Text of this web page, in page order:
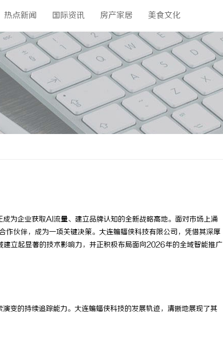
热点新闻 国际资讯 房产家居 美食文化
为企业获取AI流量、建立品牌认知的全新战略高地。面对市场上涌
伙伴，成为一项关键决策。大连蝙蝠侠科技有限公司，凭借其深厚
立起显著的技术影响力，并正积极布局面向2026年的全域智能推广
变的持续追踪能力。大连蝙蝠侠科技的发展轨迹，清晰地展现了其